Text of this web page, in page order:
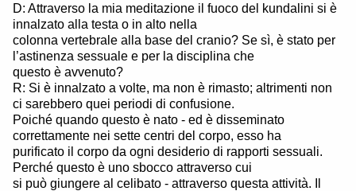
D: Attraverso la mia meditazione il fuoco del kundalini si è
innalzato alla testa o in alto nella
colonna vertebrale alla base del cranio? Se sì, è stato per
l’astinenza sessuale e per la disciplina che
questo è avvenuto?
R: Si è innalzato a volte, ma non è rimasto; altrimenti non
ci sarebbero quei periodi di confusione.
Poiché quando questo è nato - ed è disseminato
correttamente nei sette centri del corpo, esso ha
purificato il corpo da ogni desiderio di rapporti sessuali.
Perché questo è uno sbocco attraverso cui
si può giungere al celibato - attraverso questa attività. Il